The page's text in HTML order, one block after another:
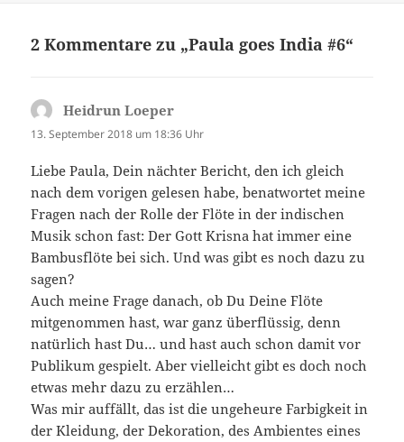
2 Kommentare zu „Paula goes India #6“
Heidrun Loeper
13. September 2018 um 18:36 Uhr
Liebe Paula, Dein nächter Bericht, den ich gleich
nach dem vorigen gelesen habe, benatwortet meine
Fragen nach der Rolle der Flöte in der indischen
Musik schon fast: Der Gott Krisna hat immer eine
Bambusflöte bei sich. Und was gibt es noch dazu zu
sagen?
Auch meine Frage danach, ob Du Deine Flöte
mitgenommen hast, war ganz überflüssig, denn
natürlich hast Du… und hast auch schon damit vor
Publikum gespielt. Aber vielleicht gibt es doch noch
etwas mehr dazu zu erzählen…
Was mir auffällt, das ist die ungeheure Farbigkeit in
der Kleidung, der Dekoration, des Ambientes eines